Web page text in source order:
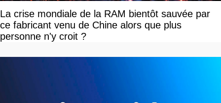
La crise mondiale de la RAM bientôt sauvée par
ce fabricant venu de Chine alors que plus
personne n'y croit ?